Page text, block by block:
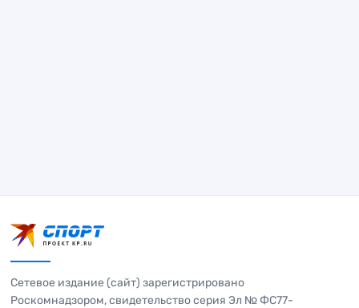
Сетевое издание (сайт) зарегистрировано
Роскомнадзором, свидетельство серия Эл № ФС77-